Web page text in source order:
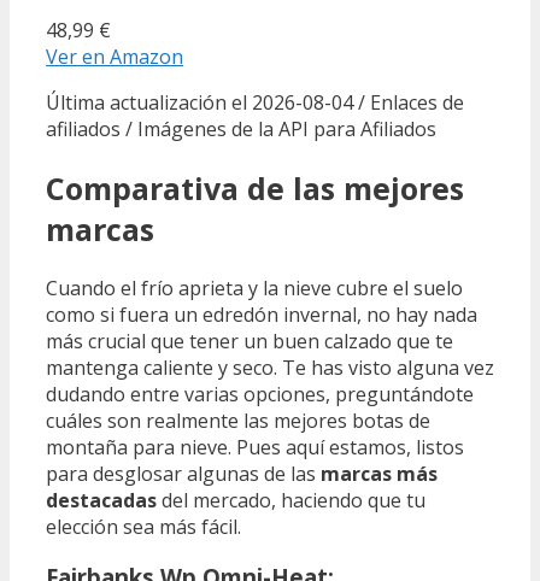
48,99 €
Ver en Amazon
Última actualización el 2026-08-04 / Enlaces de
afiliados / Imágenes de la API para Afiliados
Comparativa de las mejores
marcas
Cuando el frío aprieta y la nieve cubre el suelo
como si fuera un edredón invernal, no hay nada
más crucial que tener un buen calzado que te
mantenga caliente y seco. Te has visto alguna vez
dudando entre varias opciones, preguntándote
cuáles son realmente las mejores botas de
montaña para nieve. Pues aquí estamos, listos
para desglosar algunas de las marcas más
destacadasdel mercado, haciendo que tu
elección sea más fácil.